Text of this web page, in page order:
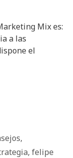
Mix es:
a las
el
,
, felipe